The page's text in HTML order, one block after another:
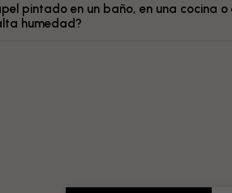
pintado en un baño, en una cocina o
humedad?